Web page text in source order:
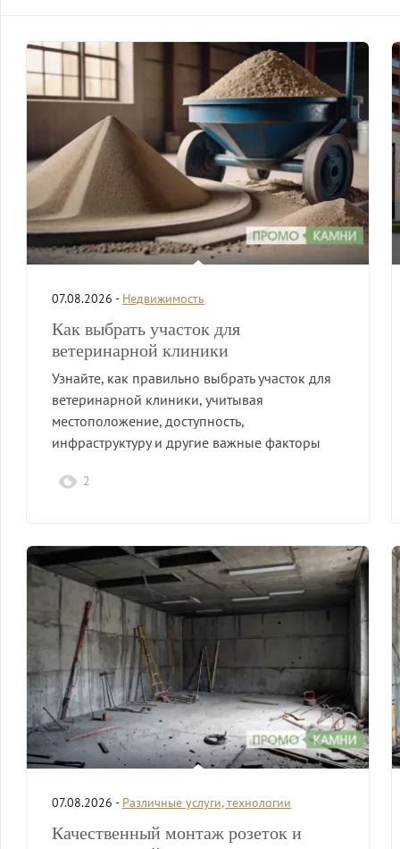
07.08.2026 - Недвижимость
Как выбрать участок для
ветеринарной клиники
Узнайте, как правильно выбрать участок для
ветеринарной клиники, учитывая
местоположение, доступность,
инфраструктуру и другие важные факторы
2
07.08.2026 - Различные услуги, технологии
Качественный монтаж розеток и